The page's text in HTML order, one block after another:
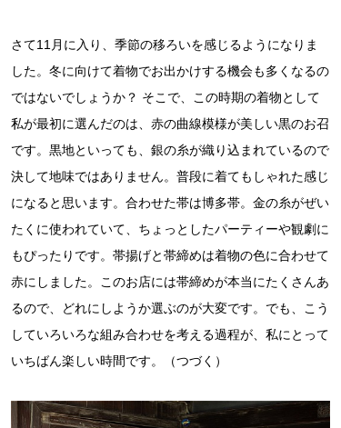
さて11月に入り、季節の移ろいを感じるようになりま
した。冬に向けて着物でお出かけする機会も多くなるの
ではないでしょうか？ そこで、この時期の着物として
私が最初に選んだのは、赤の曲線模様が美しい黒のお召
です。黒地といっても、銀の糸が織り込まれているので
決して地味ではありません。普段に着てもしゃれた感じ
になると思います。合わせた帯は博多帯。金の糸がぜい
たくに使われていて、ちょっとしたパーティーや観劇に
もぴったりです。帯揚げと帯締めは着物の色に合わせて
赤にしました。このお店には帯締めが本当にたくさんあ
るので、どれにしようか選ぶのが大変です。でも、こう
していろいろな組み合わせを考える過程が、私にとって
いちばん楽しい時間です。（つづく）